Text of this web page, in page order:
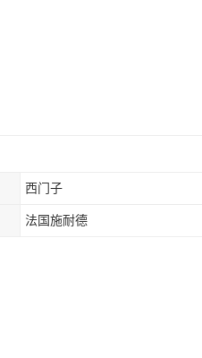
西门子
法国施耐德